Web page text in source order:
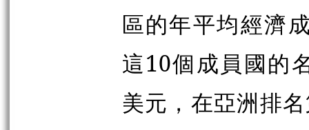
區的年平均經濟
這10個成員國的
美元，在亞洲排